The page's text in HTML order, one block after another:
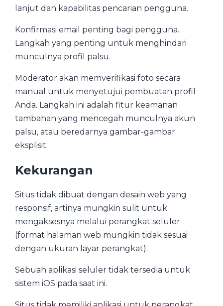
lanjut dan kapabilitas pencarian pengguna.
Konfirmasi email penting bagi pengguna.
Langkah yang penting untuk menghindari
munculnya profil palsu.
Moderator akan memverifikasi foto secara
manual untuk menyetujui pembuatan profil
Anda. Langkah ini adalah fitur keamanan
tambahan yang mencegah munculnya akun
palsu, atau beredarnya gambar-gambar
eksplisit.
Kekurangan
Situs tidak dibuat dengan desain web yang
responsif, artinya mungkin sulit untuk
mengaksesnya melalui perangkat seluler
(format halaman web mungkin tidak sesuai
dengan ukuran layar perangkat).
Sebuah aplikasi seluler tidak tersedia untuk
sistem iOS pada saat ini.